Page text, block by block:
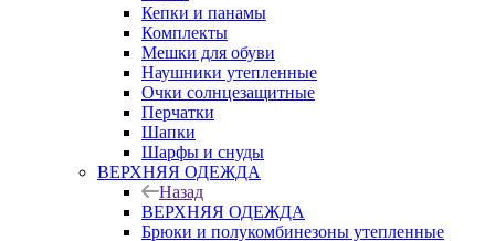
Кепки и панамы
Комплекты
Мешки для обуви
Наушники утепленные
Очки солнцезащитные
Перчатки
Шапки
Шарфы и снуды
ВЕРХНЯЯ ОДЕЖДА
Назад
ВЕРХНЯЯ ОДЕЖДА
Брюки и полукомбинезоны утепленные